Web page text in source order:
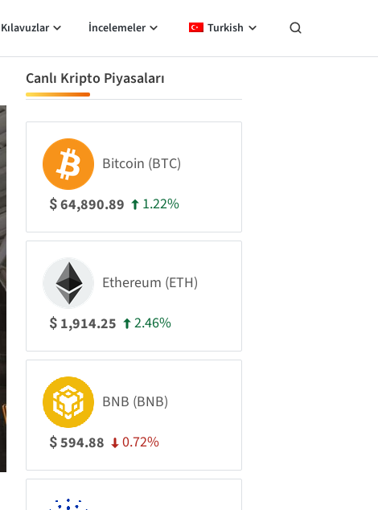
Kılavuzlar İncelemeler Turkish
Canlı Kripto Piyasaları
Bitcoin (BTC)
$64,890.89 1.22%
Ethereum (ETH)
$ 1,914.25 2.46%
BNB (BNB)
$594.88 0.72%